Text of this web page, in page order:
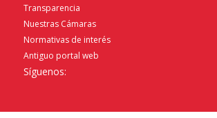
Transparencia
Nuestras Cámaras
Normativas de interés
Antiguo portal web
Síguenos: